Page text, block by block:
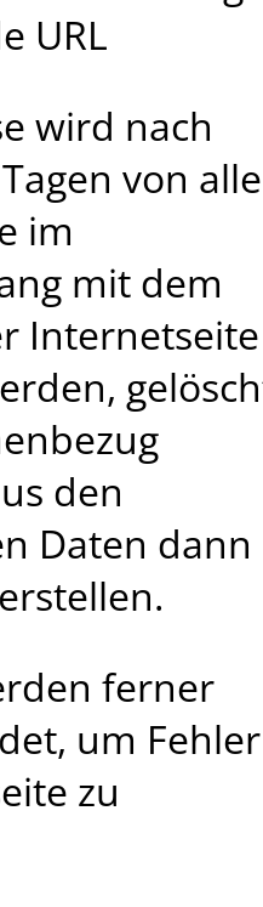
URL
wird nach
von
im
mit dem
Internetseite
den
Daten dann
ferner
um Fehler
zu